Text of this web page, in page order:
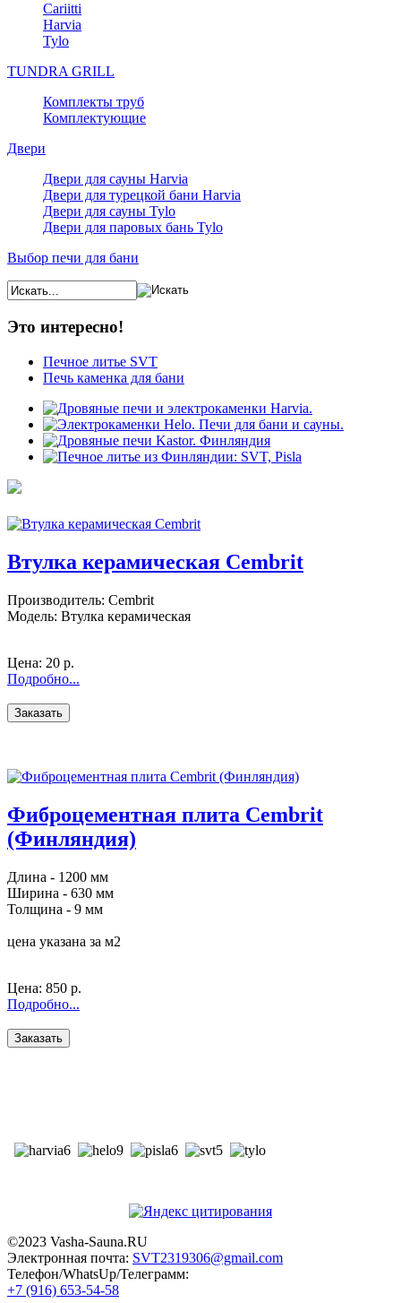
Cariitti
Harvia
Tylo
TUNDRA GRILL
Комплекты труб
Комплектующие
Двери
Двери для сауны Harvia
Двери для турецкой бани Harvia
Двери для сауны Tylo
Двери для паровых бань Tylo
Выбор печи для бани
Это интересно!
Печное литье SVT
Печь каменка для бани
Втулка керамическая Cembrit
Производитель: Cembrit
Модель: Втулка керамическая
Цена: 20 р.
Подробно...
Фиброцементная плита Cembrit
(Финляндия)
Длина - 1200 мм
Ширина - 630 мм
Толщина - 9 мм
цена указана за м2
Цена: 850 р.
Подробно...
©2023 Vasha-Sauna.RU
Электронная почта: SVT2319306@gmail.com
Телефон/WhatsUp/Телеграмм:
+7 (916) 653-54-58